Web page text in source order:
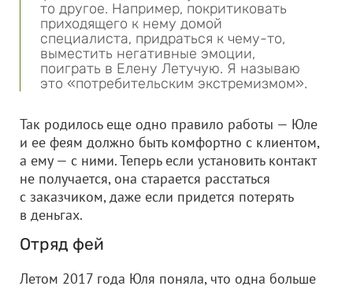
то другое. Например, покритиковать
приходящего к нему домой
специалиста, придраться к чему-то,
выместить негативные эмоции,
поиграть в Елену Летучую. Я называю
это «потребительским экстремизмом».
Так родилось еще одно правило работы — Юле
и ее феям должно быть комфортно с клиентом,
а ему — с ними. Теперь если установить контакт
не получается, она старается расстаться
с заказчиком, даже если придется потерять
в деньгах.
Отряд фей
Летом 2017 года Юля поняла, что одна больше